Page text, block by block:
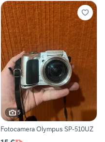
5
Fotocamera Olympus SP-510UZ